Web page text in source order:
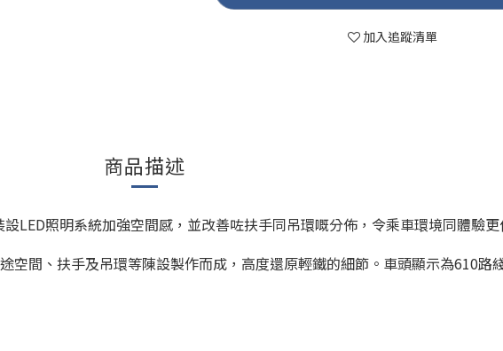
加入追蹤清單
商品描述
照明系統加強空間感，並改善咗扶手同吊環嘅分佈，令乘車環境同體驗更
空間、扶手及吊環等陳設製作而成，高度還原輕鐵的細節。車頭顯示為610路